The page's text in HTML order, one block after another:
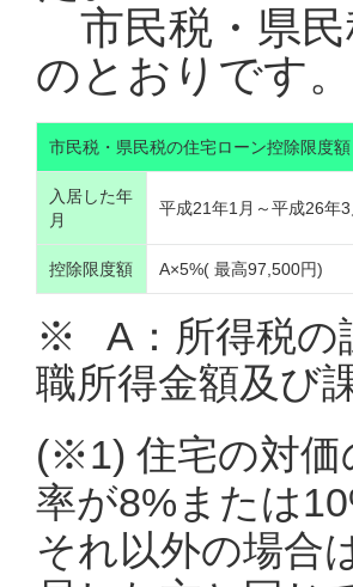
市民税・県民
のとおりです。
市民税・県民税の住宅ローン控除限度額
入居した年
月
平成21年1月～平成26年
控除限度額 A×5%( 最高97,500円)
※ A：所得税の
職所得金額及び
(※1) 住宅の対価
率が8%または
それ以外の場合